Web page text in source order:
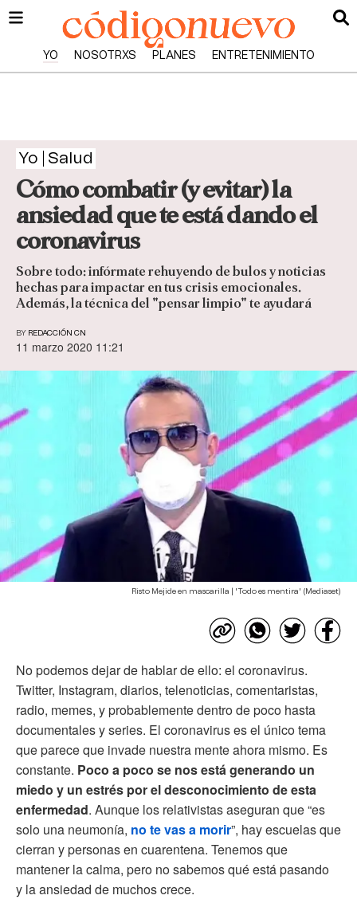
YO NOSOTRXS PLANES ENTRETENIMIENTO
Yo Salud
Cómo combatir (y evitar) la
ansiedad que te está dando el
coronavirus
Sobre todo: infórmate rehuyendo de bulos y noticias
hechas para impactar en tus crisis emocionales.
Además, la técnica del "pensar limpio" te ayudará
BY REDACCIÓN CN
11 marzo 2020 11:21
Risto Mejide en mascarilla | 'Todo es mentira' (Mediaset)
No podemos dejar de hablar de ello: el coronavirus.
Twitter, Instagram, diarios, telenoticias, comentaristas,
radio, memes, y probablemente dentro de poco hasta
documentales y series. El coronavirus es el único tema
que parece que invade nuestra mente ahora mismo. Es
constante. Poco a poco se nos está generando un
miedo y un estrés por el desconocimiento de esta
enfermedad. Aunque los relativistas aseguran que “es
solo una neumonía, no te vas a morir”, hay escuelas que
cierran y personas en cuarentena. Tenemos que
mantener la calma, pero no sabemos qué está pasando
y la ansiedad de muchos crece.